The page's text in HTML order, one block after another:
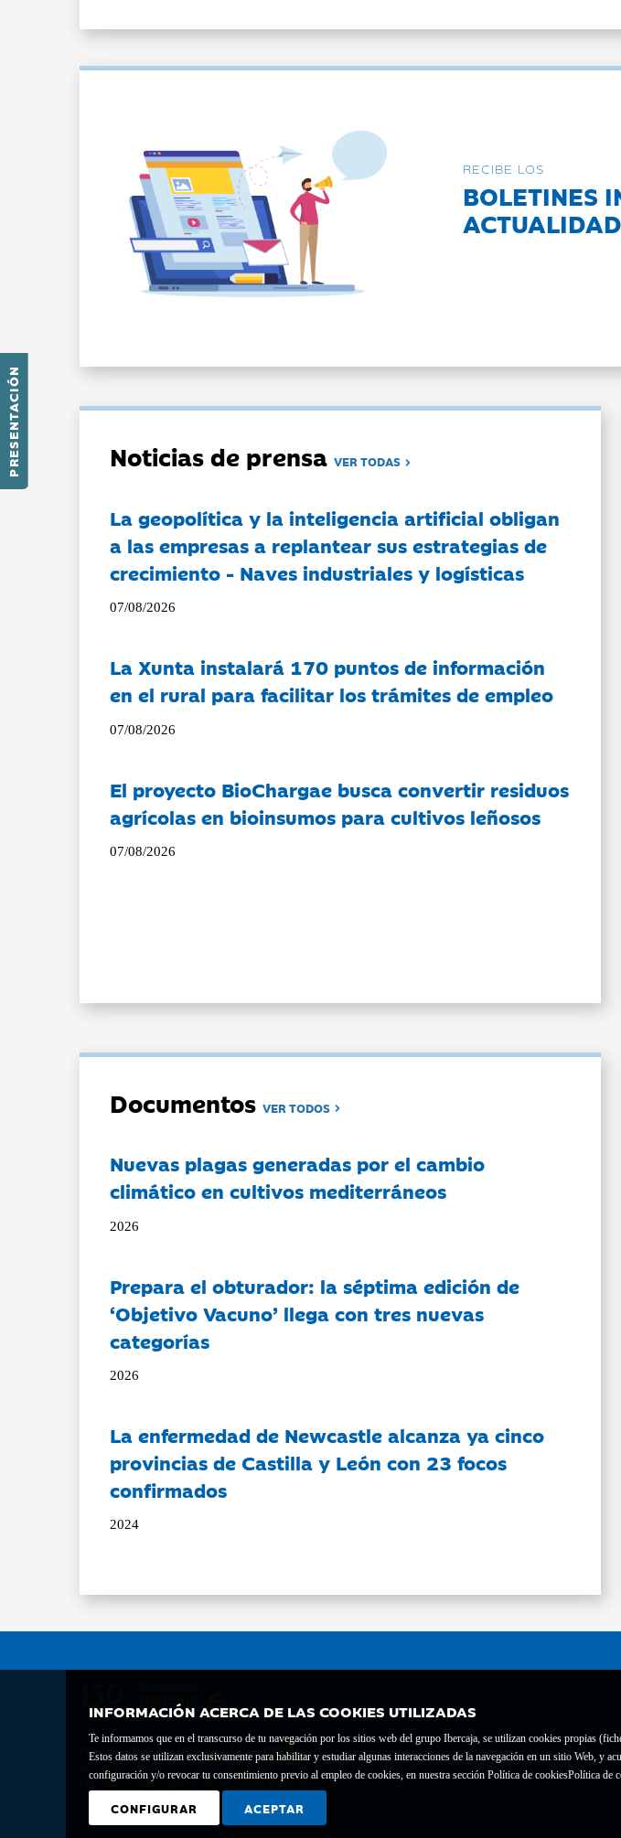
PRESENTACIÓN
INFORMACIÓN ACERCA DE LAS COOKIES UTILIZADAS
Te informamos que en el transcurso de tu navegación por los sitios web del grupo Ibercaja, se utilizan cookies propias
Estos datos se utilizan exclusivamente para habilitar y estudiar algunas interacciones de la navegación en un sitio Web, y
configuración y/o revocar tu consentimiento previo al empleo de cookies, en nuestra sección Política de cookiesPolítica de
CONFIGURAR ACEPTAR
RECIBE LOS
BOLETINES
Noticias de prensaVER TODAS
La geopolítica y la inteligencia artificial obligan
a las empresas a replantear sus estrategias de
crecimiento - Naves industriales y logísticas
07/08/2026
La Xunta instalará 170 puntos de información
en el rural para facilitar los trámites de empleo
07/08/2026
El proyecto BioChargae busca convertir residuos
agrícolas en bioinsumos para cultivos leñosos
07/08/2026
DocumentosVER TODOS
Nuevas plagas generadas por el cambio
climático en cultivos mediterráneos
2026
Prepara el obturador: la séptima edición de
‘Objetivo Vacuno’ llega con tres nuevas
categorías
2026
La enfermedad de Newcastle alcanza ya cinco
provincias de Castilla y León con 23 focos
confirmados
2024
Fundación Bancaria Ibercaja C.I.F. G-50000652.
Inscrita en el Registro de Fundaciones del Mº de Educación, Cultura y Deporte con el nº 1689.
Domicilio social: Joaquín Costa, 13. 50001 Zaragoza.